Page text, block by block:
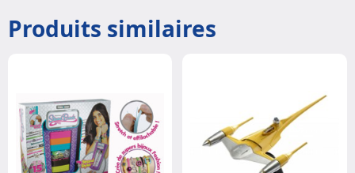
Produits similaires